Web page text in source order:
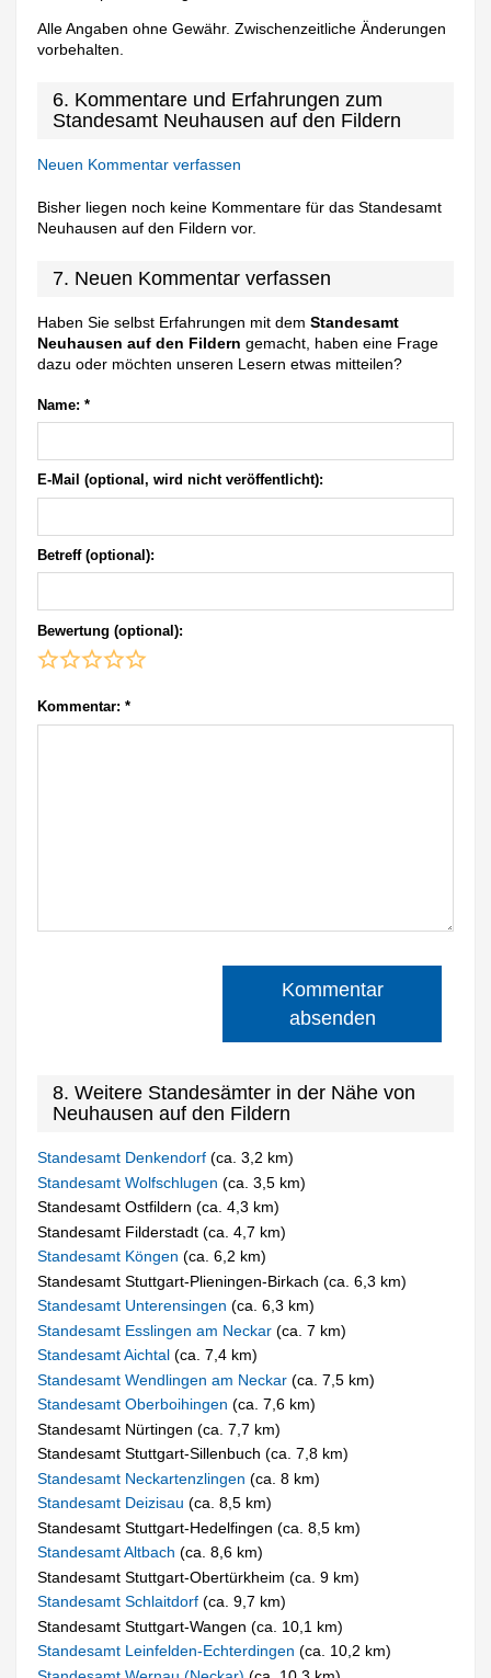
Alle Angaben ohne Gewähr. Zwischenzeitliche Änderungen
vorbehalten.
6. Kommentare und Erfahrungen zum
Standesamt Neuhausen auf den Fildern
Neuen Kommentar verfassen
Bisher liegen noch keine Kommentare für das Standesamt
Neuhausen auf den Fildern vor.
7. Neuen Kommentar verfassen
Haben Sie selbst Erfahrungen mit demStandesamt
Neuhausen auf den Fildern gemacht, haben eine Frage
dazu oder möchten unseren Lesern etwas mitteilen?
Name: *
E-Mail (optional, wird nicht veröffentlicht):
Betreff (optional):
Bewertung (optional):
Kommentar: *
Kommentar
absenden
8. Weitere Standesämter in der Nähe von
Neuhausen auf den Fildern
Standesamt Denkendorf(ca. 3,2 km)
Standesamt Wolfschlugen(ca. 3,5 km)
Standesamt Ostfildern (ca. 4,3 km)
Standesamt Filderstadt (ca. 4,7 km)
Standesamt Köngen(ca. 6,2 km)
Standesamt Stuttgart-Plieningen-Birkach (ca. 6,3 km)
Standesamt Unterensingen(ca. 6,3 km)
Standesamt Esslingen am Neckar(ca. 7 km)
Standesamt Aichtal(ca. 7,4 km)
Standesamt Wendlingen am Neckar(ca. 7,5 km)
Standesamt Oberboihingen(ca. 7,6 km)
Standesamt Nürtingen (ca. 7,7 km)
Standesamt Stuttgart-Sillenbuch (ca. 7,8 km)
Standesamt Neckartenzlingen(ca. 8 km)
Standesamt Deizisau(ca. 8,5 km)
Standesamt Stuttgart-Hedelfingen (ca. 8,5 km)
Standesamt Altbach(ca. 8,6 km)
Standesamt Stuttgart-Obertürkheim (ca. 9 km)
Standesamt Schlaitdorf(ca. 9,7 km)
Standesamt Stuttgart-Wangen (ca. 10,1 km)
Standesamt Leinfelden-Echterdingen(ca. 10,2 km)